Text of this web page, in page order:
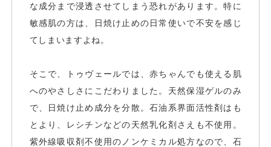
な成分まで浸透させてしまう恐れがあります。特に
敏感肌の方は、日焼け止めの日常使いで不安を感じ
てしまいますよね。
そこで、トゥヴェールでは、赤ちゃんでも使える肌
へのやさしさにこだわりました。天然保湿ゲルのみ
で、日焼け止め成分を分散。石油系界面活性剤はも
とより、レシチンなどの天然乳化剤さえも不使用。
紫外線吸収剤不使用のノンケミカル処方なので、石